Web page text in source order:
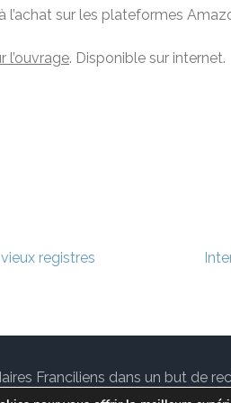
l’achat sur les plateformes
l’ouvrage. Disponible sur internet.
registres
Franciliens dans un but
sur lenotre Blog. Lawyer